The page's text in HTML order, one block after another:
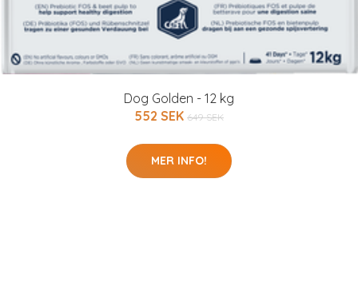
Dog Golden - 12 kg
552 SEK 649 SEK
MER INFO!